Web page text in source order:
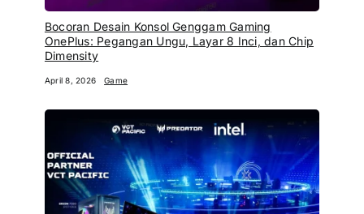
Bocoran Desain Konsol Genggam Gaming
OnePlus: Pegangan Ungu, Layar 8 Inci, dan Chip
Dimensity
April 8, 2026 Game